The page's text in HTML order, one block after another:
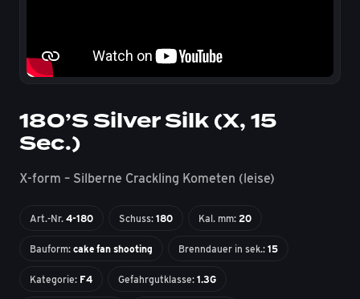
180’S Silver Silk (X, 15
Sec.)
X-form – Silberne Crackling Kometen (leise)
Art.-Nr. 4-180 Schuss: 180 Kal. mm: 20
Bauform: cake fan shooting Brenndauer in sek.: 15
Kategorie: F4 Gefahrgutklasse: 1.3G